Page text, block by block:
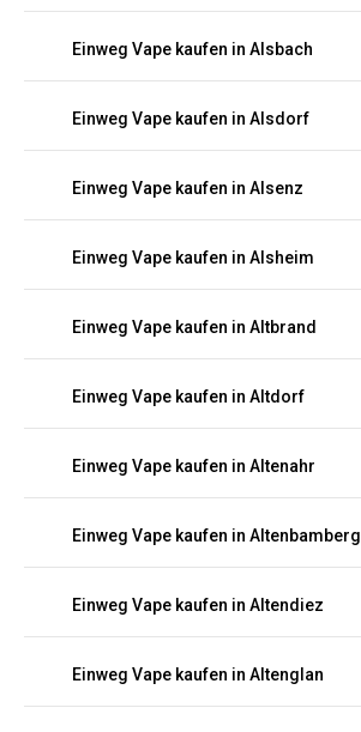
Einweg Vape kaufen in Alsbach
Einweg Vape kaufen in Alsdorf
Einweg Vape kaufen in Alsenz
Einweg Vape kaufen in Alsheim
Einweg Vape kaufen in Altbrand
Einweg Vape kaufen in Altdorf
Einweg Vape kaufen in Altenahr
Einweg Vape kaufen in Altenbamberg
Einweg Vape kaufen in Altendiez
Einweg Vape kaufen in Altenglan